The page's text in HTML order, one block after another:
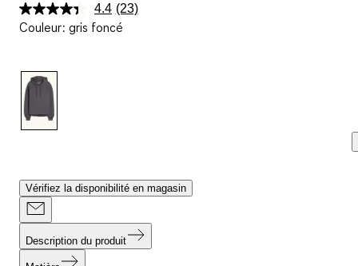
4.4 Lire
23
(23)
Couleur: gris foncé
Vérifiez la disponibilité en magasin
Description du produit